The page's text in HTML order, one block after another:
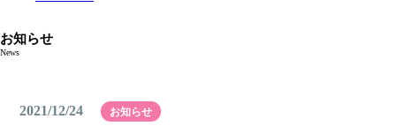
お知らせ
News
2021/12/24 お知らせ